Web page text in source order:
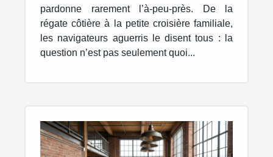
pardonne rarement l’à-peu-près. De la
régate côtière à la petite croisière familiale,
les navigateurs aguerris le disent tous : la
question n’est pas seulement quoi...